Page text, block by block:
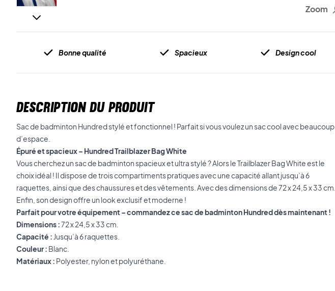
Zoom
Bonne qualité Spacieux Design cool
DESCRIPTION DU PRODUIT
Sac de badminton Hundred stylé et fonctionnel ! Parfait si vous voulez un sac cool avec beaucoup
d’espace.
Épuré et spacieux – Hundred Trailblazer Bag White
Vous cherchez un sac de badminton spacieux et ultra stylé ? Alors le Trailblazer Bag White est le
choix idéal ! Il dispose de trois compartiments pratiques avec une capacité allant jusqu’à 6
raquettes, ainsi que des chaussures et des vêtements. Avec des dimensions de 72 x 24,5 x 33 cm.
Enfin, son design offre un look exclusif et moderne !
Parfait pour votre équipement – commandez ce sac de badminton Hundred dès maintenant !
Dimensions :72 x 24,5 x 33 cm.
Capacité : Jusqu’à 6 raquettes.
Couleur : Blanc.
Matériaux : Polyester, nylon et polyuréthane.